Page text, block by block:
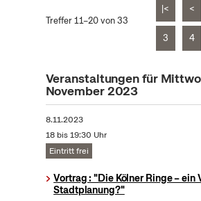
Treffer 11–20 von 33
|< <
3 4
Veranstaltungen für
November 2023
8.11.2023
18 bis 19:30 Uhr
Eintritt frei
Vortrag : "Die Kölner Ringe – ein
Stadtplanung?"